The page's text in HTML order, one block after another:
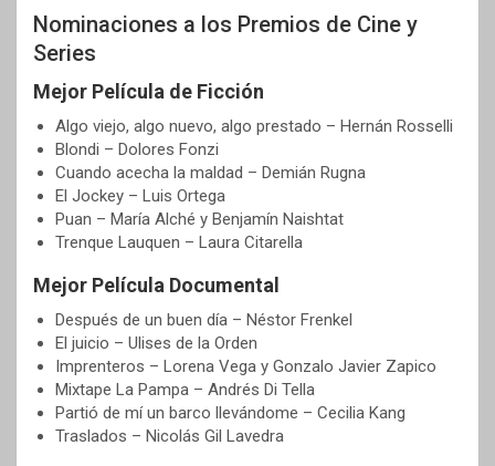
Nominaciones a los Premios de Cine y
Series
Mejor Película de Ficción
Algo viejo, algo nuevo, algo prestado – Hernán Rosselli
Blondi – Dolores Fonzi
Cuando acecha la maldad – Demián Rugna
El Jockey – Luis Ortega
Puan – María Alché y Benjamín Naishtat
Trenque Lauquen – Laura Citarella
Mejor Película Documental
Después de un buen día – Néstor Frenkel
El juicio – Ulises de la Orden
Imprenteros – Lorena Vega y Gonzalo Javier Zapico
Mixtape La Pampa – Andrés Di Tella
Partió de mí un barco llevándome – Cecilia Kang
Traslados – Nicolás Gil Lavedra